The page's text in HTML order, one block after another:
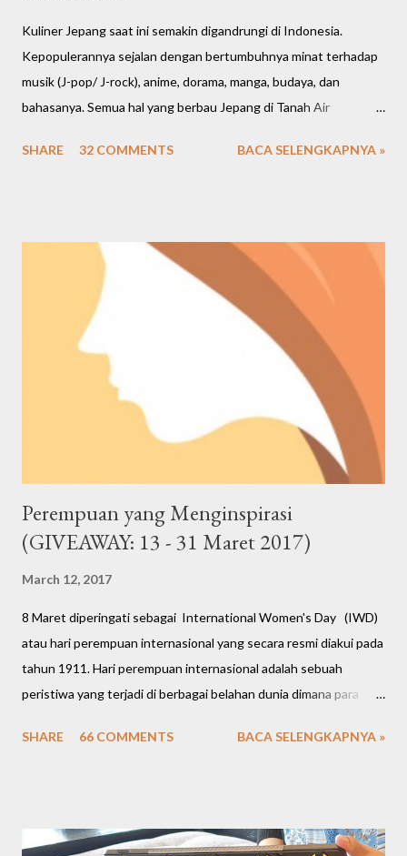
Kuliner Jepang saat ini semakin digandrungi di Indonesia.
Kepopulerannya sejalan dengan bertumbuhnya minat terhadap
musik (J-pop/ J-rock), anime, dorama, manga, budaya, dan
bahasanya. Semua hal yang berbau Jepang di Tanah Air
banyak mengusung tema Jepang, menawarkan banyak pilihan
kasih rekomendasi salah satu kedai/ resto Jepang favorit saya
sejak 2015-an, namanya OTW Sushi.
SHARE 32 COMMENTS BACA SELENGKAPNYA »
Perempuan yang Menginspirasi
(GIVEAWAY: 13 - 31 Maret 2017)
March 12, 2017
8 Maret diperingati sebagai International Women's Day (IWD)
atau hari perempuan internasional yang secara resmi diakui pada
tahun 1911. Hari perempuan internasional adalah sebuah
peristiwa yang terjadi di berbagai belahan dunia dimana para
kesetaraan hak. Kini para perempuan berhasil mengukir berbagai
berbagai kegiatan seperti pertunjukan seni, konferensi, kegiatan
SHARE 66 COMMENTS BACA SELENGKAPNYA »